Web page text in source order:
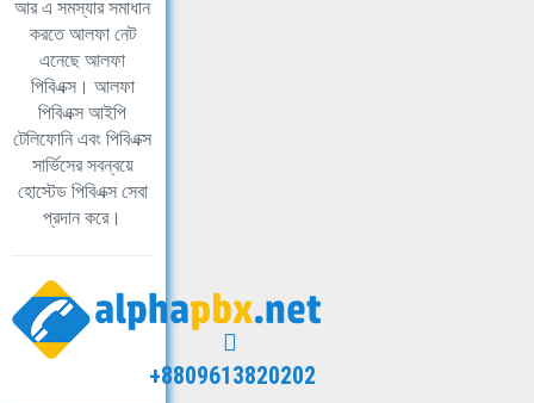
আর এ সমস্যার সমাধান
করতে আলফা নেট
এনেছে আলফা
পিবিএক্স। আলফা
পিবিএক্স আইপি
টেলিফোনি এবং পিবিএক্স
সার্ভিসের সবন্বয়ে
হোস্টেড পিবিএক্স সেবা
প্রদান করে।
+8809613820202